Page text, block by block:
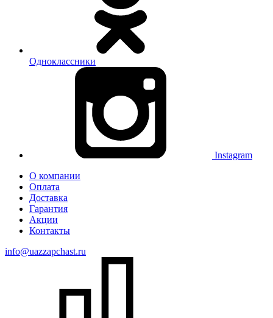
Одноклассники
Instagram
О компании
Оплата
Доставка
Гарантия
Акции
Контакты
info@uazzapchast.ru